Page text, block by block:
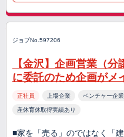
ジョブNo.597206
【金沢】企画営業（
に委託のため企画がメ
正社員 上場企業 ベンチャー企業
産休育休取得実績あり
■家を「売る」のではなく「